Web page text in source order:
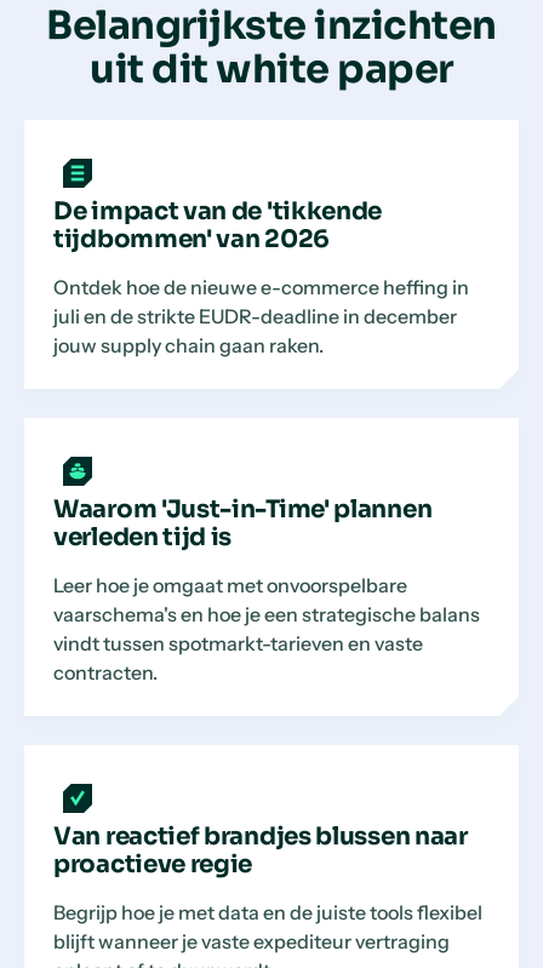
Belangrijkste inzichten
uit dit white paper
De impact van de 'tikkende
tijdbommen' van 2026
Ontdek hoe de nieuwe e-commerce heffing in
juli en de strikte EUDR-deadline in december
jouw supply chain gaan raken.
Waarom 'Just-in-Time' plannen
verleden tijd is
Leer hoe je omgaat met onvoorspelbare
vaarschema's en hoe je een strategische balans
vindt tussen spotmarkt-tarieven en vaste
contracten.
Van reactief brandjes blussen naar
proactieve regie
Begrijp hoe je met data en de juiste tools flexibel
blijft wanneer je vaste expediteur vertraging